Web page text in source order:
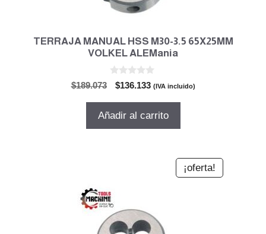
TERRAJA MANUAL HSS M30-3.5 65X25MM
VOLKEL ALEMania
$189.073
El
original
$136.133El
actual
(IVA incluido)
Añadir al carrito
¡oferta!